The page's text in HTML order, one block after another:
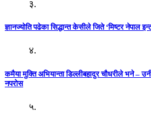
३.
ज्ञानज्योति पढेका सिद्धान्त केसीले जिते ‘मिष्टर नेपाल
४.
कमैया मुक्ति अभियान्ता डिल्लीबहादुर चौधरीले भने –
नपरोस
५.